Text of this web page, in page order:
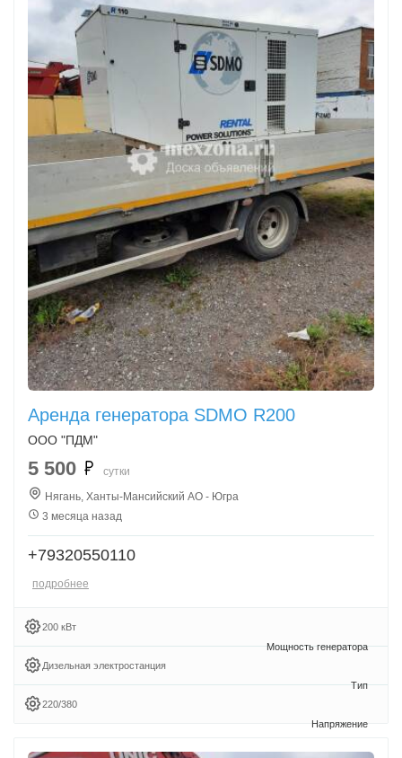
Аренда генератора SDMO R200
ООО "ПДМ"
5 500
сутки
Нягань, Ханты-Мансийский АО - Югра
3 месяца назад
+79320550110
подробнее
200 кВт
Дизельная электростанция
220/380